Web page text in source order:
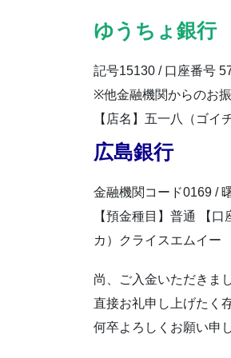
ゆうちょ銀行
記号15130 / 口座番号
※他金融機関からのお
【店名】五一八（ゴ
広島銀行
金融機関コード0169 /
【預金種目】普通 【
カ）クライスエムイー
尚、ご入金いただきま
直接お礼申し上げたく
何卒よろしくお願い申